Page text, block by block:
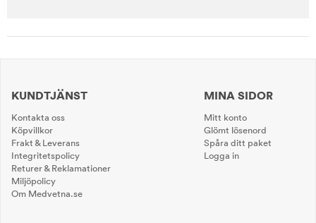
KUNDTJÄNST
Kontakta oss
Köpvillkor
Frakt & Leverans
Integritetspolicy
Returer & Reklamationer
Miljöpolicy
Om Medvetna.se
MINA SIDOR
Mitt konto
Glömt lösenord
Spåra ditt paket
Logga in